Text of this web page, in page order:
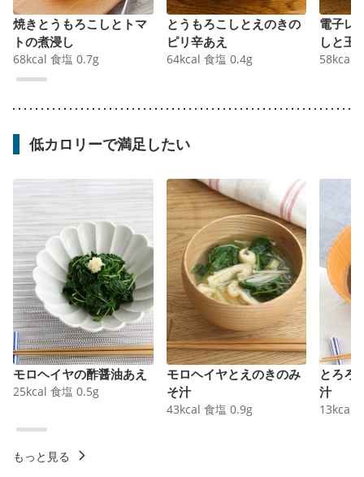
焼きとうもろこしとトマ
トの煮浸し
68kcal 食塩 0.7g
とうもろこしとえのきの
ピリ辛あえ
64kcal 食塩 0.4g
電子レ
しと玉
え
58kcal
低カロリーで満足したい
モロヘイヤの酢醤油あえ
25kcal 食塩 0.5g
モロヘイヤとえのきのみ
そ汁
43kcal 食塩 0.9g
とろろ
汁
13kcal
もっと見る